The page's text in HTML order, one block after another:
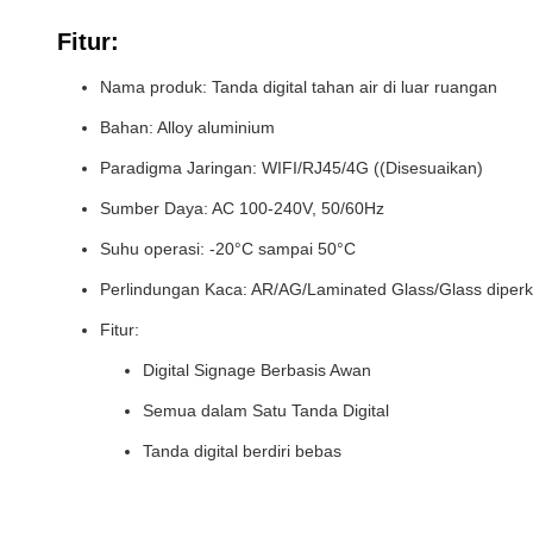
Fitur:
Nama produk: Tanda digital tahan air di luar ruangan
Bahan: Alloy aluminium
Paradigma Jaringan: WIFI/RJ45/4G ((Disesuaikan)
Sumber Daya: AC 100-240V, 50/60Hz
Suhu operasi: -20°C sampai 50°C
Perlindungan Kaca: AR/AG/Laminated Glass/Glass
Fitur:
Digital Signage Berbasis Awan
Semua dalam Satu Tanda Digital
Tanda digital berdiri bebas